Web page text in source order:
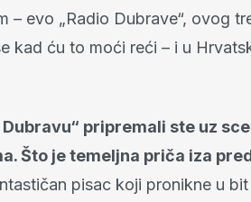
– evo „Radio Dubrave“, ovog
kad ću to moći reći – i u
Dubravu“ pripremali ste uz
Što je temeljna priča iza
pisac koji pronikne u